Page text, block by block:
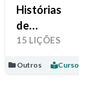
Histórias
de
Esperança
15 LIÇÕES
Outros Curso